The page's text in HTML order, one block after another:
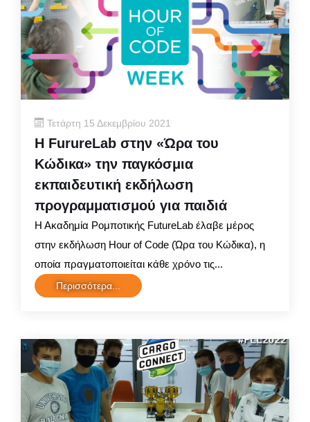
Τετάρτη 15 Δεκεμβρίου 2021
Η FurureLab στην «Ώρα του
Κώδικα» την παγκόσμια
εκπαιδευτική εκδήλωση
προγραμματισμού για παιδιά
Η Ακαδημία Ρομποτικής FutureLab έλαβε μέρος
στην εκδήλωση Hour of Code (Ώρα του Κώδικα), η
οποία πραγματοποιείται κάθε χρόνο τις...
Περισσότερα...